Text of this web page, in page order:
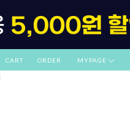
CART ORDER MYPAGE